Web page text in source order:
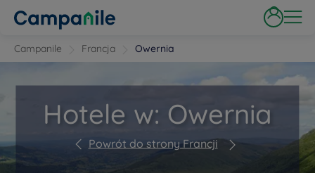
Campanile Francja Owernia
Hotele w: Owernia
Powrót do strony Francji